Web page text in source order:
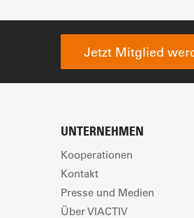
Jetzt Mitglied
UNTERNEHMEN
Kooperationen
Kontakt
Presse und Medien
Über VIACTIV